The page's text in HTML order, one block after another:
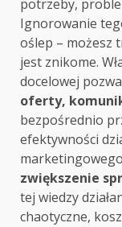
potrzeby,
Ignorowanie
oślep – możesz
jest znikome.
docelowej
oferty,
bezpośrednio
efektywności
zwiększenie
tej wiedzy
chaotyczne,